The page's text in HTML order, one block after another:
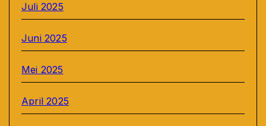
Juli 2025
Juni 2025
Mei 2025
April 2025